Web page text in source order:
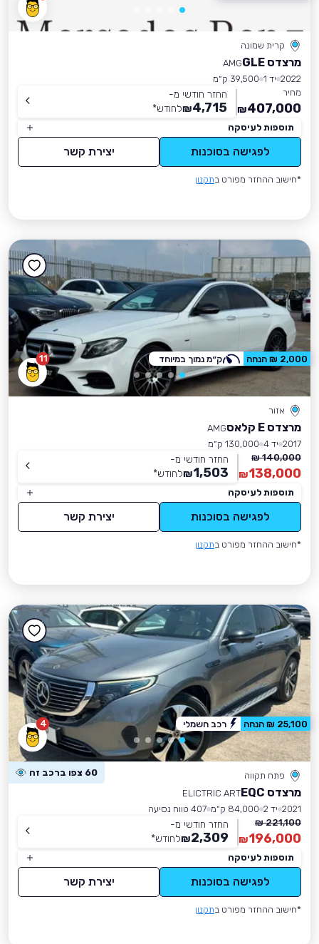
קרית שמונה
מרצדס GLE
AMG
2022 יד 1
39,500 ק״מ
מחיר
407,000
₪
החזר חודשי מ-
4,715
₪לחודש*
תוספות לעיסקה
לפגישה בסוכנות יצירת קשר
*חישוב ההחזר מפורט בתקנון
11
אזור
מרצדס E קלאס
AMG
2017 יד 4
130,000 ק״מ
140,000 ₪
138,000
₪
החזר חודשי מ-
1,503
₪לחודש*
תוספות לעיסקה
לפגישה בסוכנות יצירת קשר
*חישוב ההחזר מפורט בתקנון
2,000 ₪ הנחה ק״מ נמוך במיוחד
4
פתח תקווה 60 צפו ברכב זה
מרצדס EQC
ELICTRIC ART
2021 יד 2 84,000 ק״מ
407 טווח נסיעה
221,100 ₪
196,000
₪
החזר חודשי מ-
2,309
₪לחודש*
תוספות לעיסקה
לפגישה בסוכנות יצירת קשר
*חישוב ההחזר מפורט בתקנון
25,100 ₪ הנחה רכב חשמלי